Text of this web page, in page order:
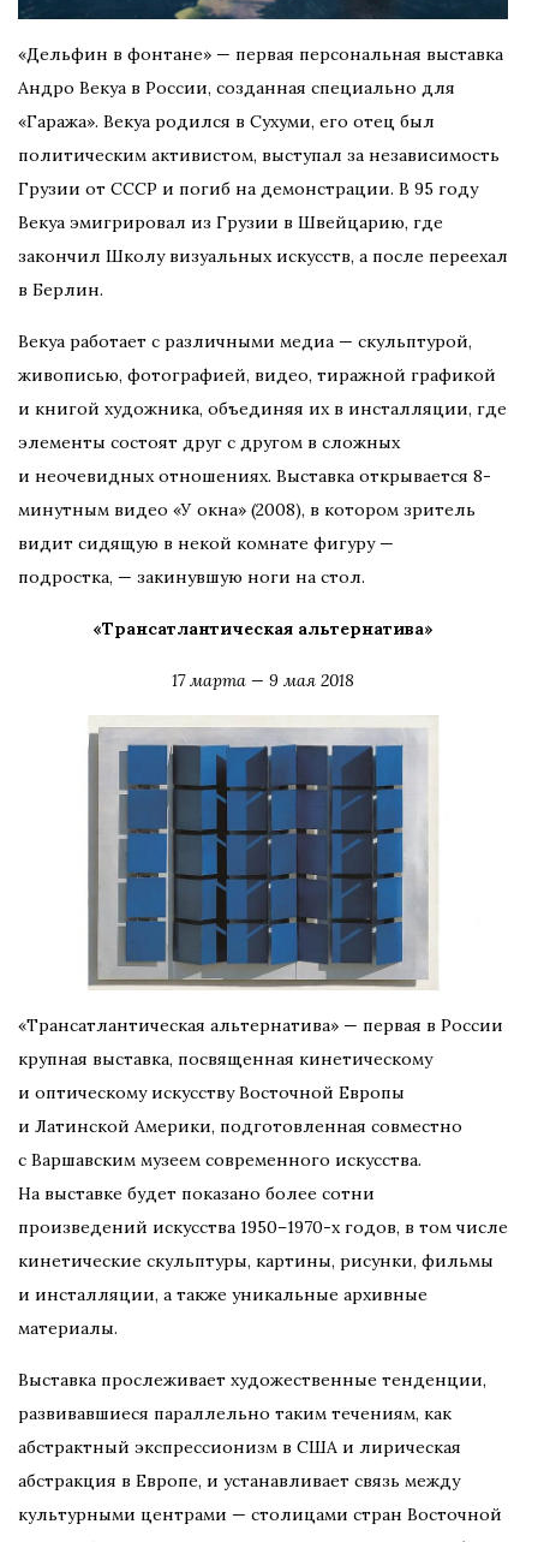
«Дельфин в фонтане» — первая персональная выставка
Андро Векуа в России, созданная специально для
«Гаража». Векуа родился в Сухуми, его отец был
политическим активистом, выступал за независимость
Грузии от СССР и погиб на демонстрации. В 95 году
Векуа эмигрировал из Грузии в Швейцарию, где
закончил Школу визуальных искусств, а после переехал
в Берлин.
Векуа работает с различными медиа — скульптурой,
живописью, фотографией, видео, тиражной графикой
и книгой художника, объединяя их в инсталляции, где
элементы состоят друг с другом в сложных
и неочевидных отношениях. Выставка открывается 8-
минутным видео «У окна» (2008), в котором зритель
видит сидящую в некой комнате фигуру —
подростка, — закинувшую ноги на стол.
«Трансатлантическая альтернатива»
17 марта — 9 мая 2018
«Трансатлантическая альтернатива» — первая в России
крупная выставка, посвященная кинетическому
и оптическому искусству Восточной Европы
и Латинской Америки, подготовленная совместно
с Варшавским музеем современного искусства.
На выставке будет показано более сотни
произведений искусства 1950–1970-х годов, в том числе
кинетические скульптуры, картины, рисунки, фильмы
и инсталляции, а также уникальные архивные
материалы.
Выставка прослеживает художественные тенденции,
развивавшиеся параллельно таким течениям, как
абстрактный экспрессионизм в США и лирическая
абстракция в Европе, и устанавливает связь между
культурными центрами — столицами стран Восточной